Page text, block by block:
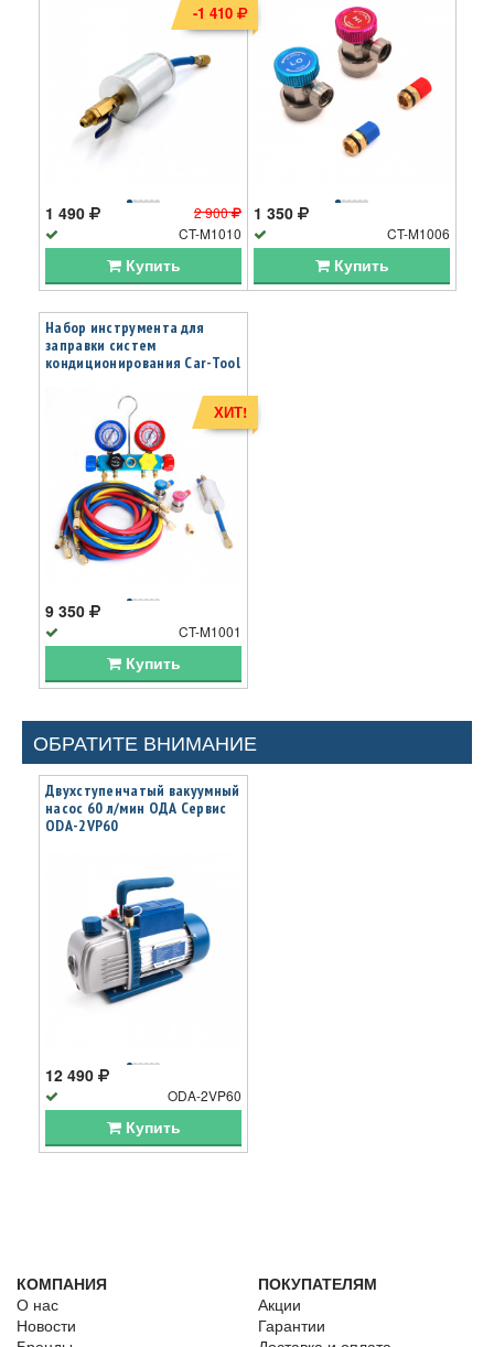
2 900
1 490
CT-M1010
Купить
-1 410
1 350
CT-M1006
Купить
Набор инструмента для
заправки систем
кондиционирования Car-Tool
9 350
CT-M1001
Купить
ХИТ!
ОБРАТИТЕ ВНИМАНИЕ
Двухступенчатый вакуумный
насос 60 л/мин ОДА Сервис
ODA-2VP60
12 490
ODA-2VP60
Купить
КОМПАНИЯ
О нас
Новости
ПОКУПАТЕЛЯМ
Акции
Гарантии